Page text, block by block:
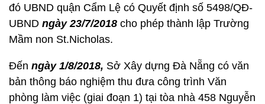
đó UBND quận Cẩm Lệ có Quyết định số 5498/QĐ-
UBND ngày 23/7/2018 cho phép thành lập Trường
Mầm non St.Nicholas.
Đến ngày 1/8/2018, Sở Xây dựng Đà Nẵng có văn
bản thông báo nghiệm thu đưa công trình Văn
phòng làm việc (giai đoạn 1) tại tòa nhà 458 Nguyễn